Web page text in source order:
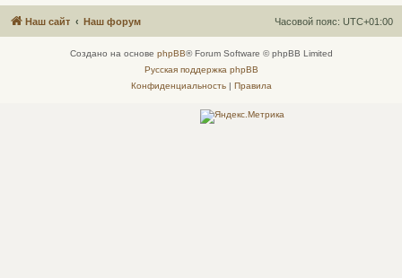
Наш сайт Наш форум Часовой пояс: UTC+01:00
Создано на основе phpBB® Forum Software © phpBB Limited
Русская поддержка phpBB
Конфиденциальность| Правила